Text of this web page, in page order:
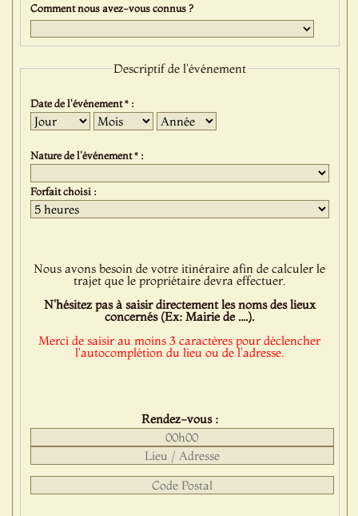
Comment nous avez-vous connus ?
Descriptif de l'événement
Date de l'événement * :
Jour Mois Année
Nature de l'événement * :
Forfait choisi :
Nous avons besoin de votre itinéraire afin de calculer le
trajet que le propriétaire devra effectuer.
N'hésitez pas à saisir directement les noms des lieux
concernés (Ex: Mairie de ....).
Merci de saisir au moins 3 caractères pour déclencher
l'autocomplétion du lieu ou de l'adresse.
Rendez-vous :